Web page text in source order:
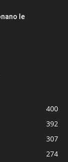
le
400
392
307
274